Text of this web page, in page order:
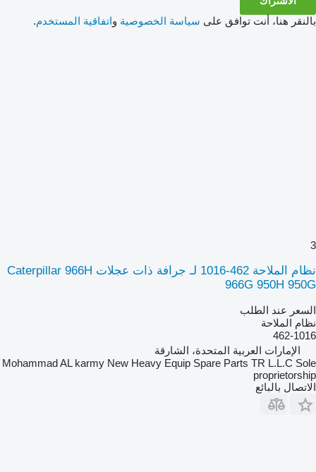
بالنقر هنا، أنت توافق على سياسة الخصوصية واتفاقية المستخدم.
3
نظام الملاحة 462-1016 لـ جرافة ذات عجلات Caterpillar 966H
966G 950H 950G
السعر عند الطلب
نظام الملاحة
462-1016
الإمارات العربية المتحدة، الشارقة
Mohammad AL karmy New Heavy Equip Spare Parts TR L.L.C Sole
proprietorship
الاتصال بالبائع